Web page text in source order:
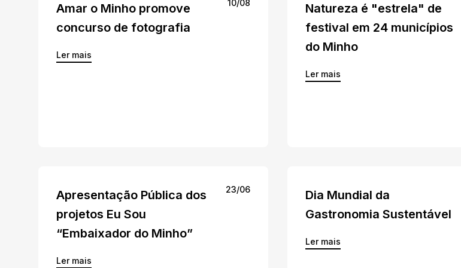
10/08
Amar o Minho promove
concurso de fotografia
Ler mais
Natureza é "estrela" de
festival em 24 municípios
do Minho
Ler mais
23/06
Apresentação Pública dos
projetos Eu Sou
“Embaixador do Minho”
Ler mais
Dia Mundial da
Gastronomia Sustentável
Ler mais